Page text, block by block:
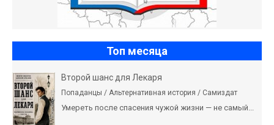
Топ месяца
Второй шанс для Лекаря
Попаданцы / Альтернативная история / Самиздат
Умереть после спасения чужой жизни — не самый...